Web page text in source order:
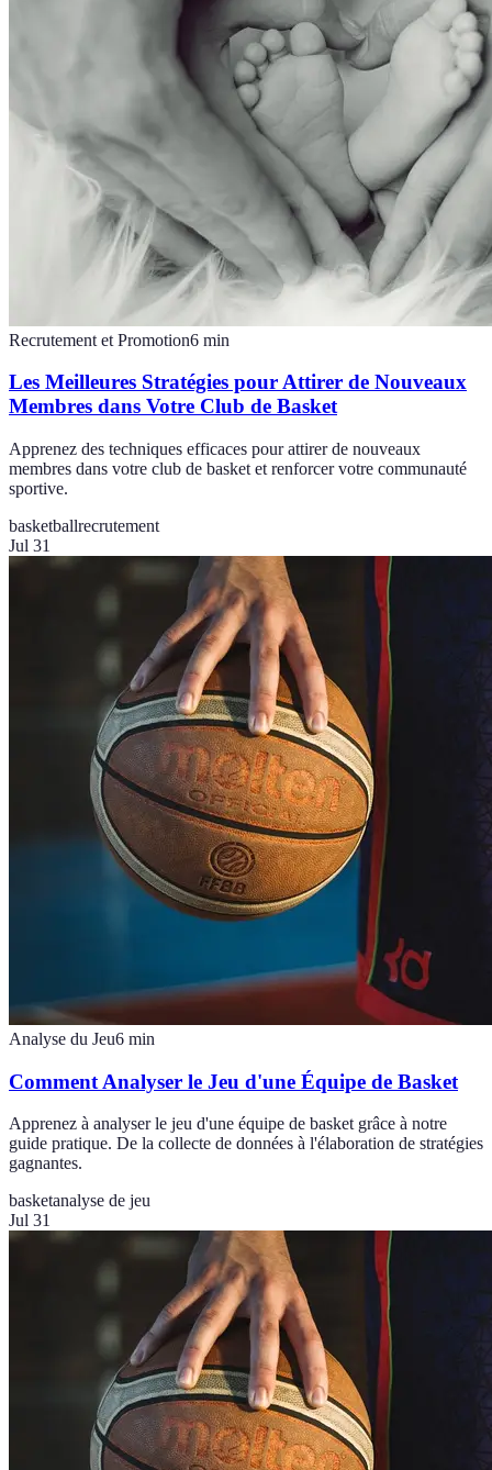
Recrutement et Promotion6 min
Les Meilleures Stratégies pour Attirer de Nouveaux
Membres dans Votre Club de Basket
Apprenez des techniques efficaces pour attirer de nouveaux
membres dans votre club de basket et renforcer votre communauté
sportive.
basketballrecrutement
Jul 31
Analyse du Jeu6 min
Comment Analyser le Jeu d'une Équipe de Basket
Apprenez à analyser le jeu d'une équipe de basket grâce à notre
guide pratique. De la collecte de données à l'élaboration de stratégies
gagnantes.
basketanalyse de jeu
Jul 31